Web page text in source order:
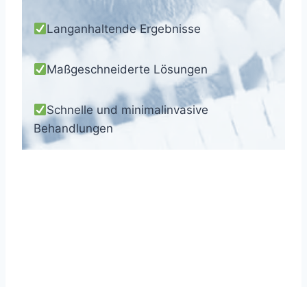
Langanhaltende Ergebnisse
Maßgeschneiderte Lösungen
Schnelle und minimalinvasive
Behandlungen